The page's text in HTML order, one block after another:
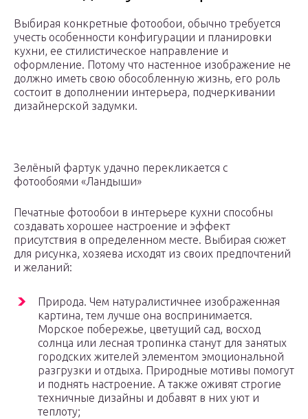
Выбирая конкретные фотообои, обычно требуется
учесть особенности конфигурации и планировки
кухни, ее стилистическое направление и
оформление. Потому что настенное изображение не
должно иметь свою обособленную жизнь, его роль
состоит в дополнении интерьера, подчеркивании
дизайнерской задумки.
Зелёный фартук удачно перекликается с
фотообоями «Ландыши»
Печатные фотообои в интерьере кухни способны
создавать хорошее настроение и эффект
присутствия в определенном месте. Выбирая сюжет
для рисунка, хозяева исходят из своих предпочтений
и желаний:
Природа. Чем натуралистичнее изображенная
картина, тем лучше она воспринимается.
Морское побережье, цветущий сад, восход
солнца или лесная тропинка станут для занятых
городских жителей элементом эмоциональной
разгрузки и отдыха. Природные мотивы помогут
и поднять настроение. А также оживят строгие
техничные дизайны и добавят в них уют и
теплоту;